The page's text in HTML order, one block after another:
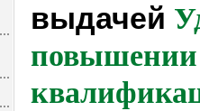
выдачей
повышении